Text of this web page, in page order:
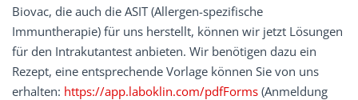
Biovac, die auch die ASIT (Allergen-spezifische
Immuntherapie) für uns herstellt, können wir jetzt Lösungen
für den Intrakutantest anbieten. Wir benötigen dazu ein
Rezept, eine entsprechende Vorlage können Sie von uns
erhalten: https://app.laboklin.com/pdfForms (Anmeldung